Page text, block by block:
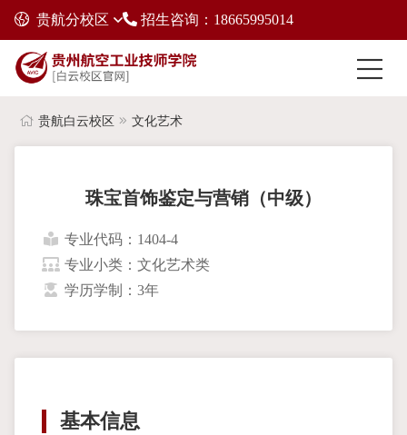
贵航分校区 招生咨询：18665995014
贵航白云校区 文化艺术
珠宝首饰鉴定与营销（中级）
专业代码：1404-4
专业小类：文化艺术类
学历学制：3年
基本信息